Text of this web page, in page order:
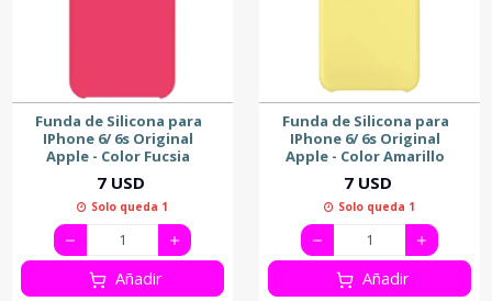
Funda de Silicona para
IPhone 6/ 6s Original
Apple - Color Fucsia
7 USD
Solo queda 1
Añadir
Funda de Silicona para
IPhone 6/ 6s Original
Apple - Color Amarillo
7 USD
Solo queda 1
Añadir